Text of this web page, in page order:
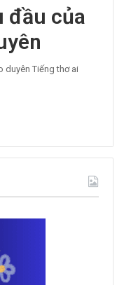
đầu của
duyên Tiếng thơ ai